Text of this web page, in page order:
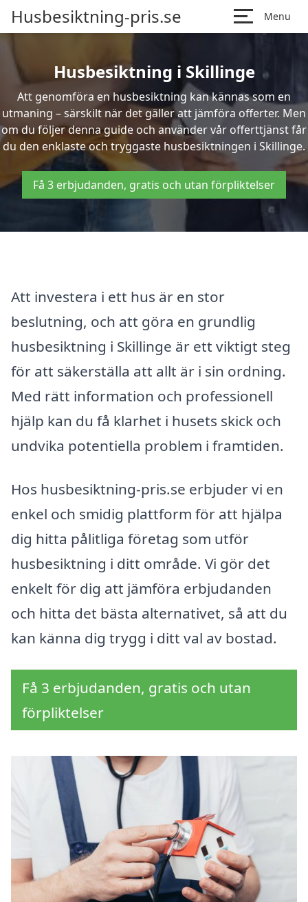
Husbesiktning-pris.se Menu
Husbesiktning i Skillinge
Att genomföra en husbesiktning kan kännas som en
utmaning – särskilt när det gäller att jämföra offerter. Men
om du följer denna guide och använder vår offerttjänst får
du den enklaste och tryggaste husbesiktningen i Skillinge.
Få 3 erbjudanden, gratis och utan förpliktelser
Att investera i ett hus är en stor
beslutning, och att göra en grundlig
husbesiktning i Skillinge är ett viktigt steg
för att säkerställa att allt är i sin ordning.
Med rätt information och professionell
hjälp kan du få klarhet i husets skick och
undvika potentiella problem i framtiden.
Hos husbesiktning-pris.se erbjuder vi en
enkel och smidig plattform för att hjälpa
dig hitta pålitliga företag som utför
husbesiktning i ditt område. Vi gör det
enkelt för dig att jämföra erbjudanden
och hitta det bästa alternativet, så att du
kan känna dig trygg i ditt val av bostad.
Få 3 erbjudanden, gratis och utan
förpliktelser